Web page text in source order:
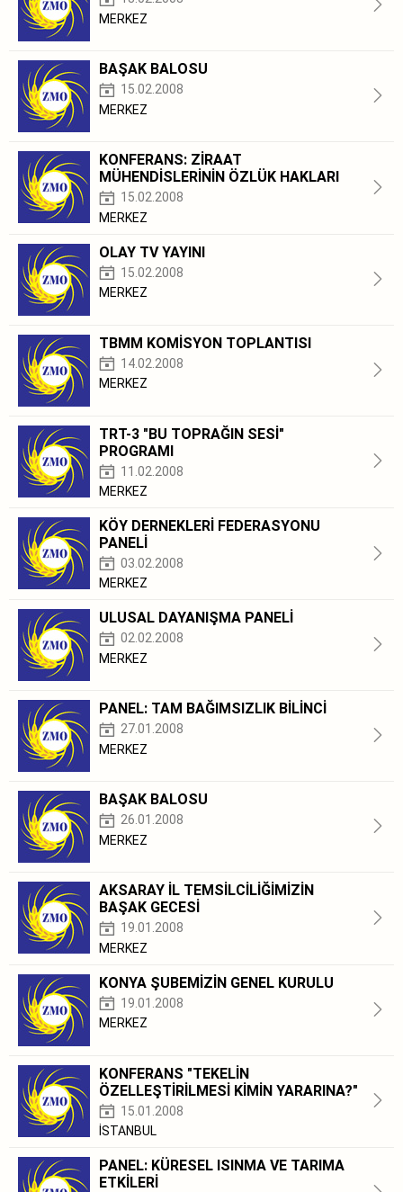
MERKEZ
BAŞAK BALOSU
15.02.2008
MERKEZ
KONFERANS: ZİRAAT
MÜHENDİSLERİNİN ÖZLÜK HAKLARI
15.02.2008
MERKEZ
OLAY TV YAYINI
15.02.2008
MERKEZ
TBMM KOMİSYON TOPLANTISI
14.02.2008
MERKEZ
TRT-3 "BU TOPRAĞIN SESİ"
PROGRAMI
11.02.2008
MERKEZ
KÖY DERNEKLERİ FEDERASYONU
PANELİ
03.02.2008
MERKEZ
ULUSAL DAYANIŞMA PANELİ
02.02.2008
MERKEZ
PANEL: TAM BAĞIMSIZLIK BİLİNCİ
27.01.2008
MERKEZ
BAŞAK BALOSU
26.01.2008
MERKEZ
AKSARAY İL TEMSİLCİLİĞİMİZİN
BAŞAK GECESİ
19.01.2008
MERKEZ
KONYA ŞUBEMİZİN GENEL KURULU
19.01.2008
MERKEZ
KONFERANS "TEKELİN
ÖZELLEŞTİRİLMESİ KİMİN YARARINA?"
15.01.2008
İSTANBUL
PANEL: KÜRESEL ISINMA VE TARIMA
ETKİLERİ